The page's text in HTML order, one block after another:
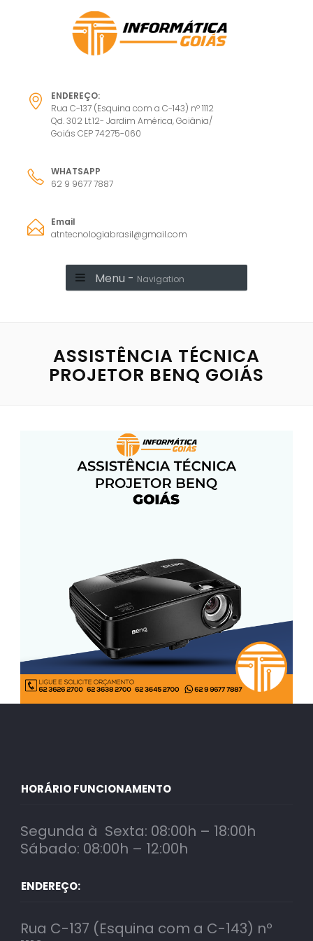
ENDEREÇO:
Rua C-137 (Esquina com a C-143) nº 1112
Qd. 302 Lt.12- Jardim América, Goiânia/
Goiás CEP 74275-060
WHATSAPP
62 9 9677 7887
Email
atntecnologiabrasil@gmail.com
Menu - Navigation
ASSISTÊNCIA TÉCNICA
PROJETOR BENQ GOIÁS
HORÁRIO FUNCIONAMENTO
Segunda à Sexta: 08:00h – 18:00h
Sábado: 08:00h – 12:00h
ENDEREÇO:
Rua C-137 (Esquina com a C-143) nº